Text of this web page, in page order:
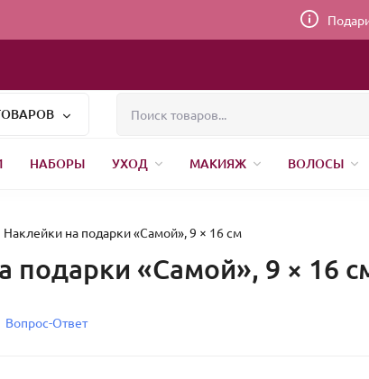
НАБОРЫ УХОД МАКИЯЖ ВОЛОСЫ
Наклейки на подарки «Самой», 9 × 16 см
подарки «Самой», 9 × 16
Вопрос-Ответ